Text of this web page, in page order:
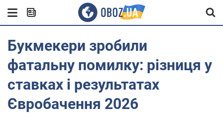
Букмекери зробили
фатальну помилку: різниця у
ставках і результатах
Євробачення 2026